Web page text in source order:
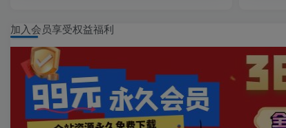
加入会员享受权益福利